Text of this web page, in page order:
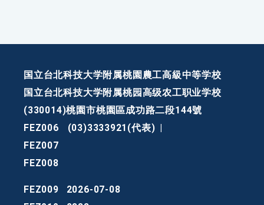
国立台北科技大学附属桃園農工高級中等学校
国立台北科技大学附属桃园高级农工职业学校
(330014)桃園市桃園區成功路二段144號
FEZ006
(03)3333921(代表)
FEZ007
FEZ008
FEZ009
2026-07-08